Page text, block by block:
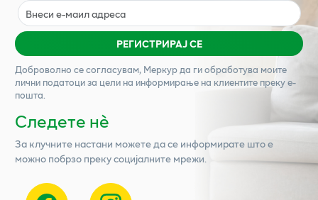
РЕГИСТРИРАЈ СЕ
Доброволно се согласувам, Меркурда ги обработува моите
лични податоци за цели на информирање на клиентите преку е-
пошта.
Следете нѐ
За клучните настани можете да се информирате што е
можно побрзо преку социјалните мрежи.